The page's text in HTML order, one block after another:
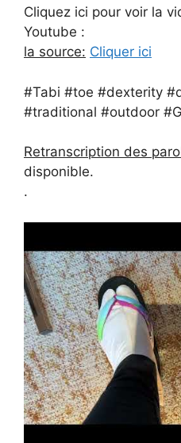
Cliquez ici pour voir la
Youtube :
la source: Cliquer ici
#Tabi #toe #dexterity
#traditional #outdoor
Retranscription des
disponible.
.